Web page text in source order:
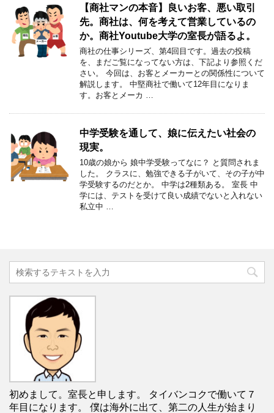
【商社マンの本音】良いお客、悪い取引
先。商社は、何を考えて営業しているの
か。商社Youtube大学の室長が語るよ。
商社の仕事シリーズ、第4回目です。過去の投稿
を、まだご覧になってない方は、下記より参照くだ
さい。 今回は、お客とメーカーとの関係性について
解説します。 中堅商社で働いて12年目になりま
す。お客とメーカ …
中学受験を通して、娘に伝えたい社会の
現実。
10歳の娘から 娘中学受験ってなに？ と質問されま
した。 クラスに、勉強できる子がいて、その子が中
学受験するのだとか。 中学は2種類ある。 室長 中
学には、テストを受けて良い成績でないと入れない
私立中 …
初めまして。室長と申します。 タイバンコクで働いて７
年目になります。 僕は海外に出て、第二の人生が始まり